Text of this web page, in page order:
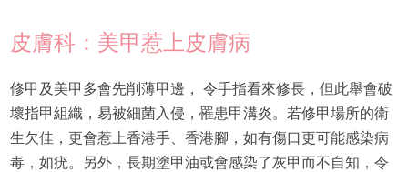
皮膚科：美甲惹上皮膚病
修甲及美甲多會先削薄甲邊， 令手指看來修長，但此舉會破
壞指甲組織，易被細菌入侵，罹患甲溝炎。若修甲場所的衛
生欠佳，更會惹上香港手、香港腳，如有傷口更可能感染病
毒，如疣。另外，長期塗甲油或會感染了灰甲而不自知，令